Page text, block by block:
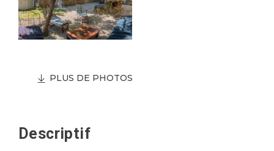
PLUS DE PHOTOS
Descriptif